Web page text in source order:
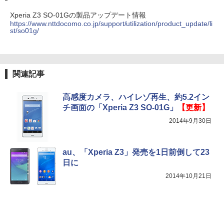
Xperia Z3 SO-01Gの製品アップデート情報
https://www.nttdocomo.co.jp/support/utilization/product_update/li
st/so01g/
関連記事
高感度カメラ、ハイレゾ再生、約5.2イン
チ画面の「Xperia Z3 SO-01G」
【更新】
2014年9月30日
au、「Xperia Z3」発売を1日前倒して23
日に
2014年10月21日